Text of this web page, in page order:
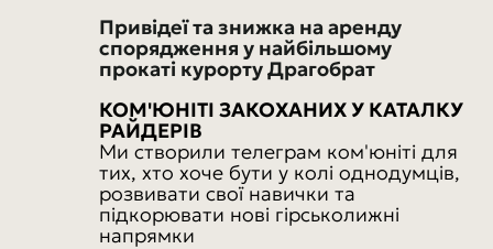
Привідеї та знижка на аренду
спорядження у найбільшому
прокаті курорту Драгобрат
КОМ'ЮНІТІ ЗАКОХАНИХ У КАТАЛКУ
РАЙДЕРІВ
Ми створили телеграм ком'юніті для
тих, хто хоче бути у колі однодумців,
розвивати свої навички та
підкорювати нові гірськолижні
напрямки